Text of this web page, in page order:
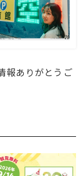
報ありがとうご